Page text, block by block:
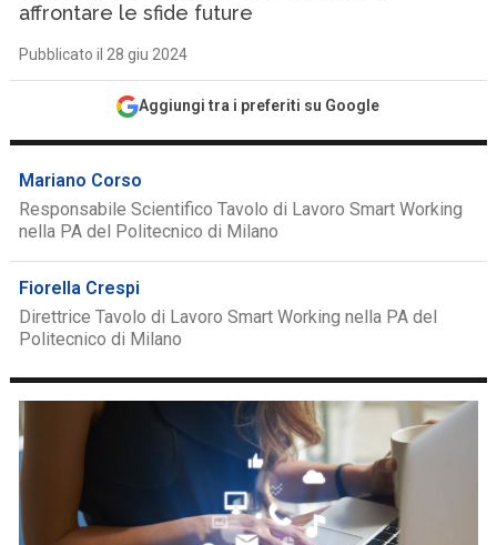
affrontare le sfide future
Pubblicato il 28 giu 2024
Aggiungi tra i preferiti su Google
Mariano Corso
Responsabile Scientifico Tavolo di Lavoro Smart Working
nella PA del Politecnico di Milano
Fiorella Crespi
Direttrice Tavolo di Lavoro Smart Working nella PA del
Politecnico di Milano